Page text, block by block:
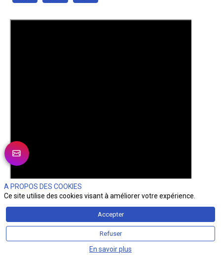
A PROPOS DES COOKIES
Ce site utilise des cookies visant à améliorer votre expérience.
Accepter
Refuser
En savoir plus